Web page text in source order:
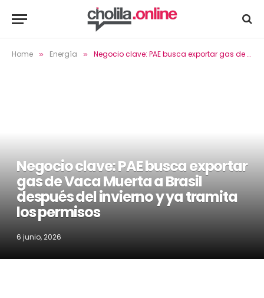
Home » Energía » Negocio clave: PAE busca exportar gas de Vaca Muerta a Brasil después del invierno y ya tramita los permisos
Negocio clave: PAE busca exportar
gas de Vaca Muerta a Brasil
después del invierno y ya tramita
los permisos
6 junio, 2026